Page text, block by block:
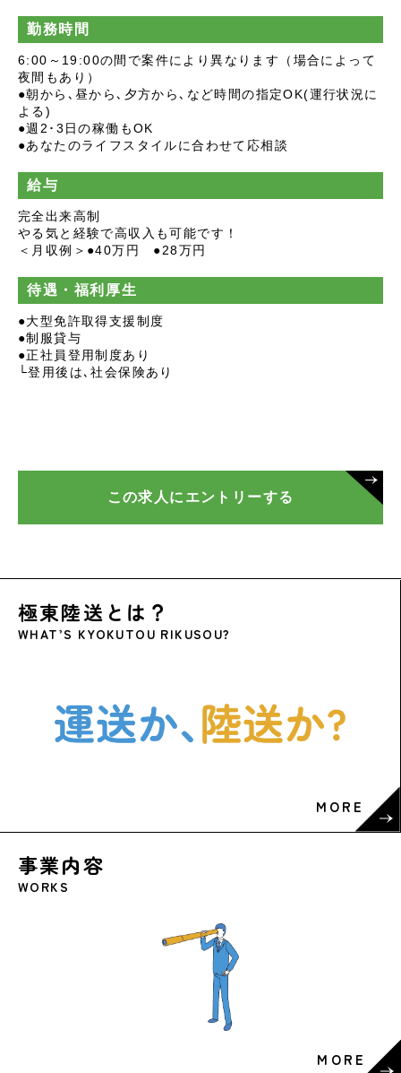
勤務時間
6:00～19:00の間で案件により異なります（場合によって
夜間もあり）
●朝から､昼から､夕方から､など時間の指定OK(運行状況に
よる)
●週2･3日の稼働もOK
●あなたのライフスタイルに合わせて応相談
給与
完全出来高制
やる気と経験で高収入も可能です！
＜月収例＞●40万円 ●28万円
待遇・福利厚生
●大型免許取得支援制度
●制服貸与
●正社員登用制度あり
└登用後は､社会保険あり
この求人にエントリーする
極東陸送とは？
WHAT’S KYOKUTOU RIKUSOU?
MORE
事業内容
WORKS
MORE